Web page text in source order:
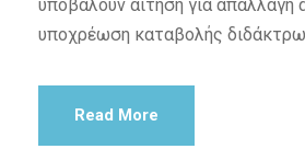
υποβάλουν αίτηση για απαλλαγή
υποχρέωση καταβολής
Read More